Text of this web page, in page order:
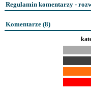
Regulamin komentarzy -
Komentarze (8)